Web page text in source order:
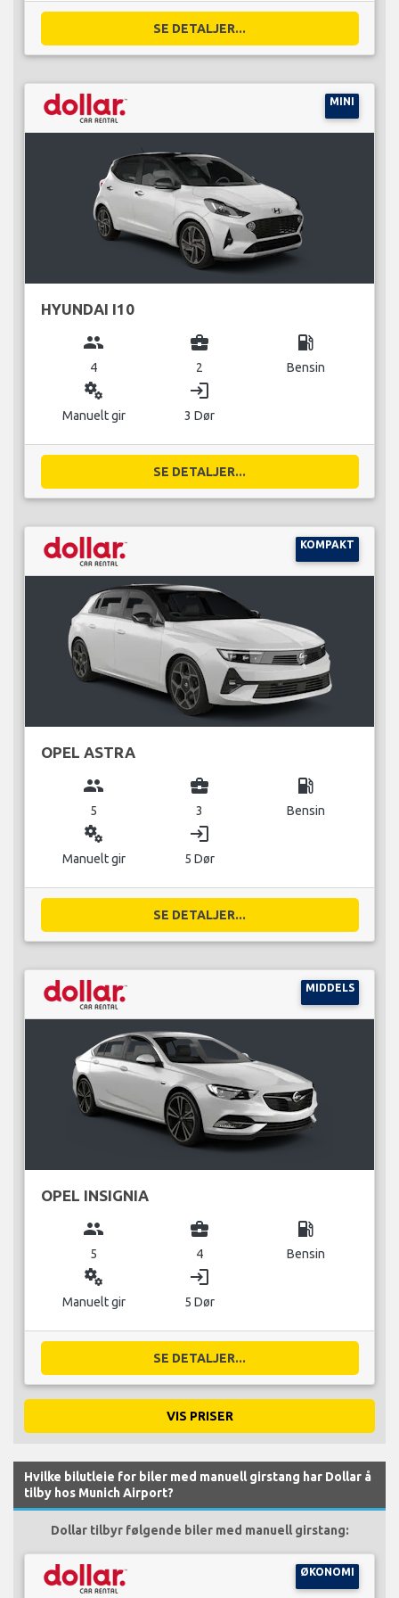
SE DETALJER...
MINI
HYUNDAI I10
group
4
business_center
2
local_gas_station
Bensin
miscellaneous_services
Manuelt gir
login
3 Dør
SE DETALJER...
KOMPAKT
OPEL ASTRA
group
5
business_center
3
local_gas_station
Bensin
miscellaneous_services
Manuelt gir
login
5 Dør
SE DETALJER...
MIDDELS
OPEL INSIGNIA
group
5
business_center
4
local_gas_station
Bensin
miscellaneous_services
Manuelt gir
login
5 Dør
SE DETALJER...
VIS PRISER
Hvilke bilutleie for biler med manuell girstang har Dollar å
tilby hos Munich Airport?
Dollar tilbyr følgende biler med manuell girstang:
ØKONOMI